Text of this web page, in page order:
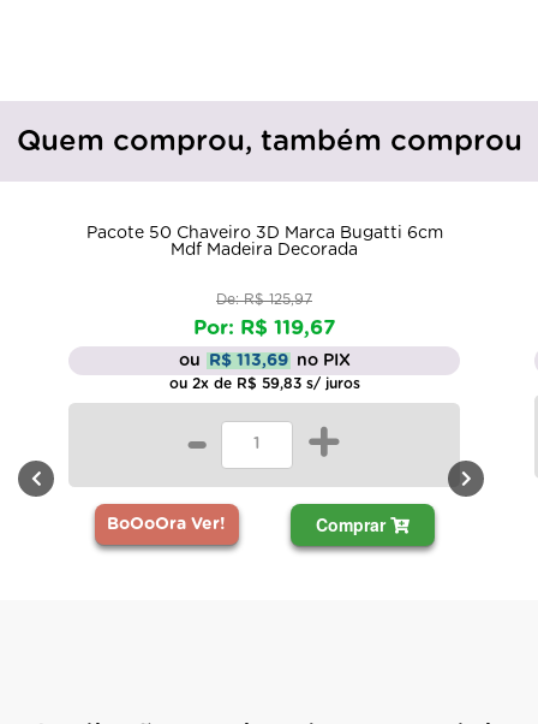
Quem comprou, também comprou
Pacote 50 Chaveiro 3D Marca Bugatti 6cm
Mdf Madeira Decorada
De: R$ 125,97
Por: R$ 119,67
ou R$ 113,69 no PIX
ou 2x de R$ 59,83 s/ juros
- +
BoOoOra Ver! Comprar